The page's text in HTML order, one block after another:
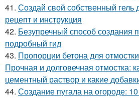
41. Создай свой собственный гель
рецепт и инструкция
42. Безупречный способ создания
подробный гид
43. Пропорции бетона для
Прочная и долговечная отмостка:
цементный раствор и какие
44. Создание пугала на огороде: